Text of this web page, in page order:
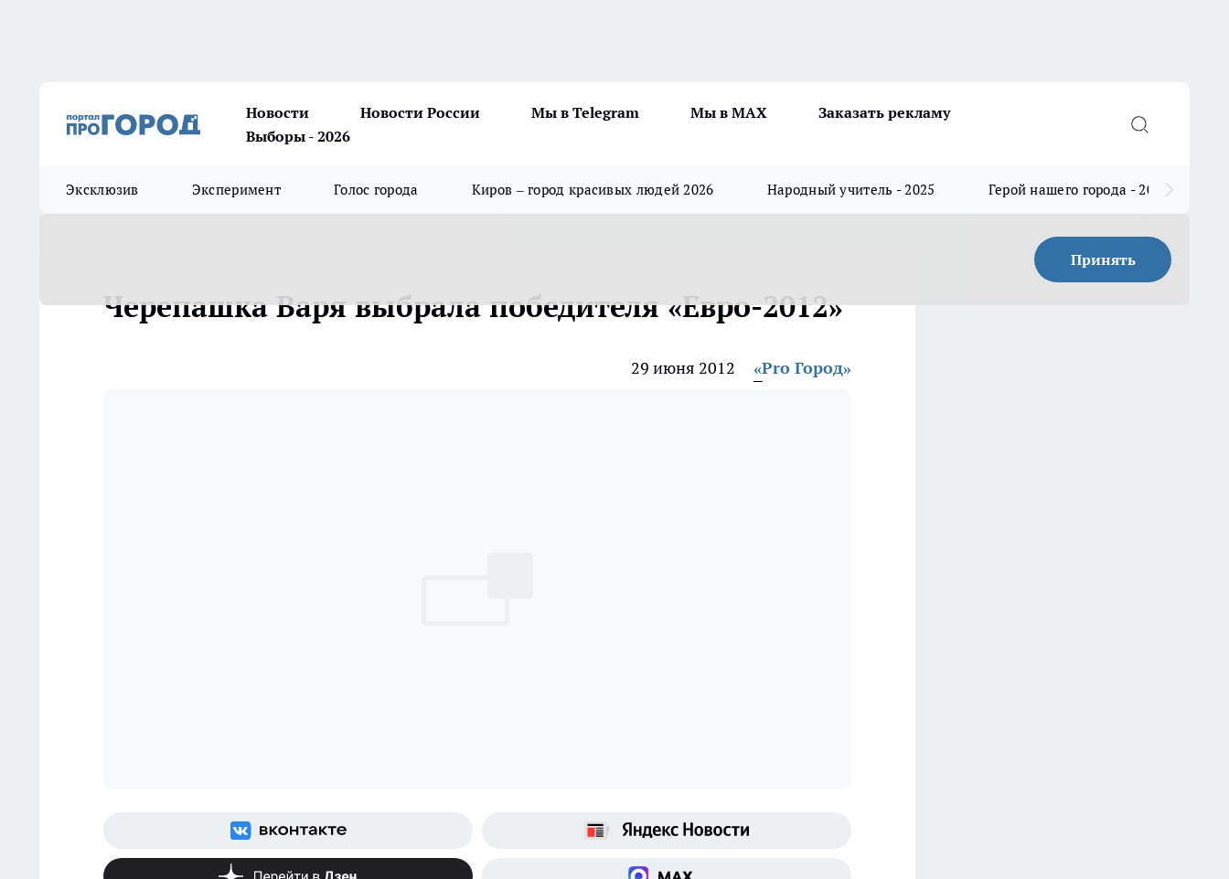
Новости Новости России Мы в Telegram Мы в MAX
Заказать рекламу
Выборы - 2026
Эксклюзив Эксперимент Голос города Киров – город красивых людей 2026 Народный учитель - 2025 Герой нашего города - 2025
Принять
Черепашка Варя выбрала победителя «Евро-2012»
29 июня 2012 «Pro Город»